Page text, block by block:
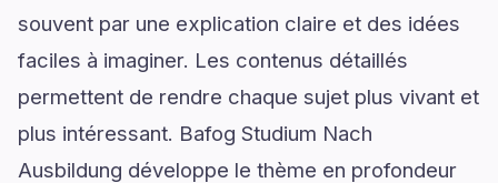
souvent par une explication claire et des idées
faciles à imaginer. Les contenus détaillés
permettent de rendre chaque sujet plus vivant et
plus intéressant. Bafog Studium Nach
Ausbildung développe le thème en profondeur